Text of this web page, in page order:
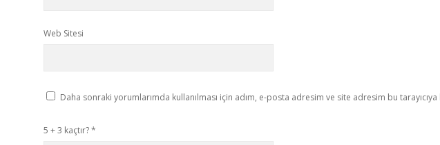
Web Sitesi
Daha sonraki yorumlarımda kullanılması için adım, e-posta adresim ve site adresim bu
5 + 3 kaçtır?*